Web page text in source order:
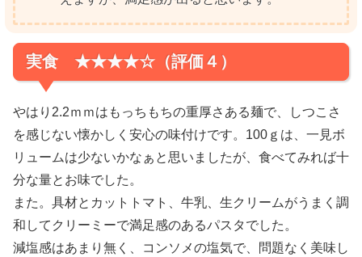
実食 ★★★★☆（評価４）
やはり2.2ｍｍはもっちもちの重厚さある麺で、しつこさ
を感じない懐かしく安心の味付けです。100ｇは、一見ボ
リュームは少ないかなぁと思いましたが、食べてみれば十
分な量とお味でした。
また。具材とカットトマト、牛乳、生クリームがうまく調
和してクリーミーで満足感のあるパスタでした。
減塩感はあまり無く、コンソメの塩気で、問題なく美味し